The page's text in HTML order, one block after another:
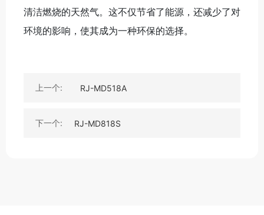
清洁燃烧的天然气。这不仅节省了能源，还减少了对
环境的影响，使其成为一种环保的选择。
上一个: RJ-MD518A
下一个: RJ-MD818S